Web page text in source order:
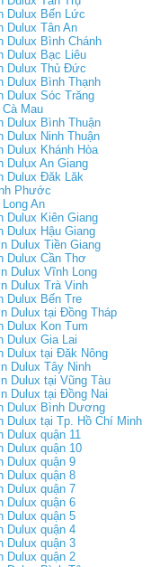
Dulux Bến Lức
Dulux Tân An
Dulux Bình Chánh
Dulux Bạc Liêu
Dulux Thủ Đức
Dulux Bình Thạnh
Dulux Sóc Trăng
Mau
Dulux Bình Thuận
Dulux Ninh Thuận
Dulux Khánh Hòa
Dulux An Giang
Dulux Đăk Lăk
Phước
An
Dulux Kiên Giang
Dulux Hậu Giang
Dulux Tiền Giang
Dulux Cần Thơ
Dulux Vĩnh Long
Dulux Trà Vinh
Dulux Bến Tre
Dulux tại Đồng Tháp
Dulux Kon Tum
Dulux Gia Lai
Dulux tại Đăk Nông
Dulux Tây Ninh
Dulux tại Vũng Tàu
Dulux tại Đồng Nai
Dulux Bình Dương
Dulux tại Tp. Hồ Chí Minh
quận 11
Dulux quận 10
Dulux quận 9
Dulux quận 8
Dulux quận 7
Dulux quận 6
Dulux quận 5
Dulux quận 4
Dulux quận 3
Dulux quận 2